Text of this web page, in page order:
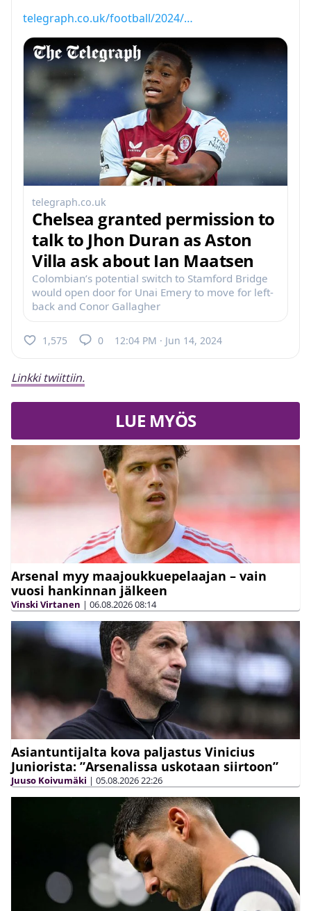
telegraph.co.uk/football/2024/…
telegraph.co.uk
Chelsea granted permission to
talk to Jhon Duran as Aston
Villa ask about Ian Maatsen
Colombian’s potential switch to Stamford Bridge
would open door for Unai Emery to move for left-
back and Conor Gallagher
1,575 0 12:04 PM · Jun 14, 2024
Linkki twiittiin.
LUE MYÖS
Arsenal myy maajoukkuepelaajan – vain
vuosi hankinnan jälkeen
Vinski Virtanen | 06.08.202608:14
Asiantuntijalta kova paljastus Vinicius
Juniorista: ”Arsenalissa uskotaan siirtoon”
Juuso Koivumäki | 05.08.202622:26